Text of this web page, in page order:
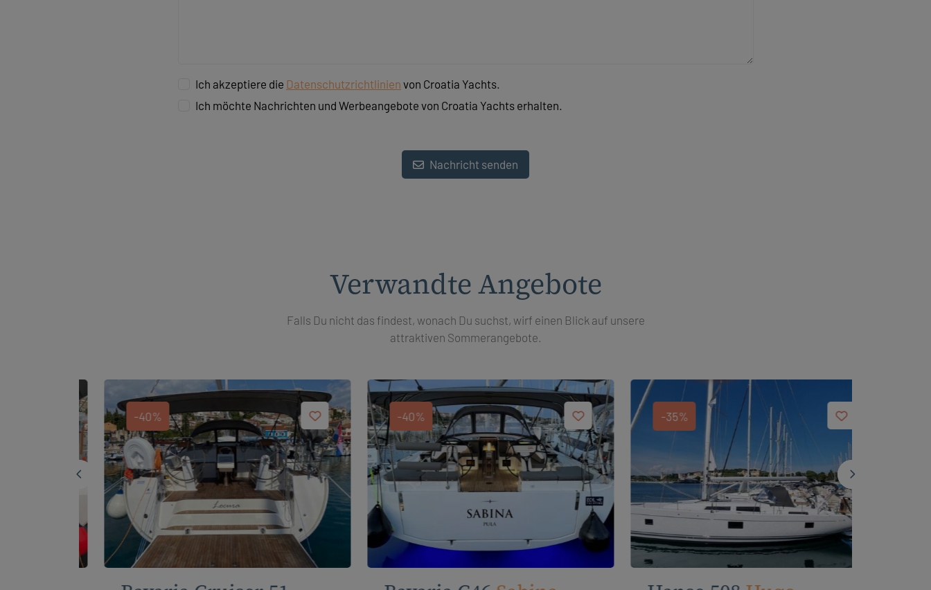
Ich akzeptiere die Datenschutzrichtlinien von Croatia Yachts.
Ich möchte Nachrichten und Werbeangebote von Croatia Yachts erhalten.
Nachricht senden
Verwandte Angebote
Falls Du nicht das findest, wonach Du suchst, wirf einen Blick auf unsere
attraktiven Sommerangebote.
-40% -40% -35%